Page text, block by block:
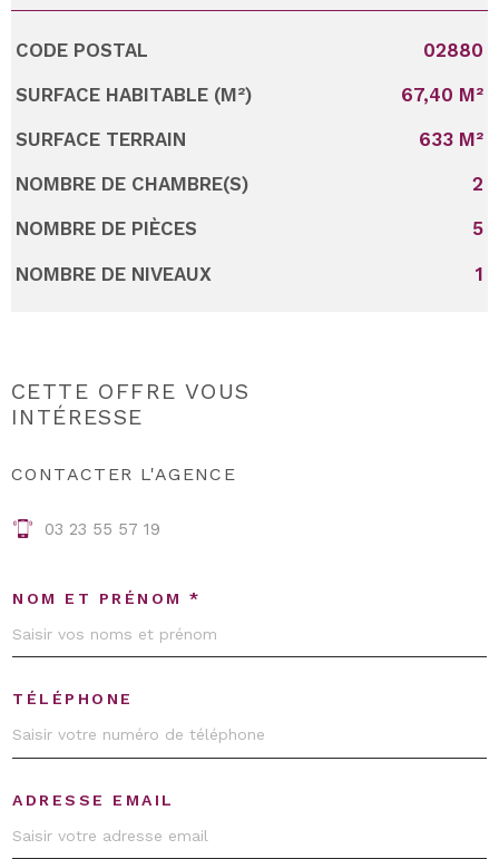
Caractérisque Valeurs
CODE POSTAL 02880
SURFACE HABITABLE (M²) 67,40 M²
SURFACE TERRAIN 633 M²
NOMBRE DE CHAMBRE(S) 2
NOMBRE DE PIÈCES 5
NOMBRE DE NIVEAUX 1
CETTE OFFRE VOUS
INTÉRESSE
CONTACTER L'AGENCE
03 23 55 57 19
NOM ET PRÉNOM *
TÉLÉPHONE
ADRESSE EMAIL